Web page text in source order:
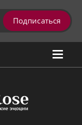
Подписаться